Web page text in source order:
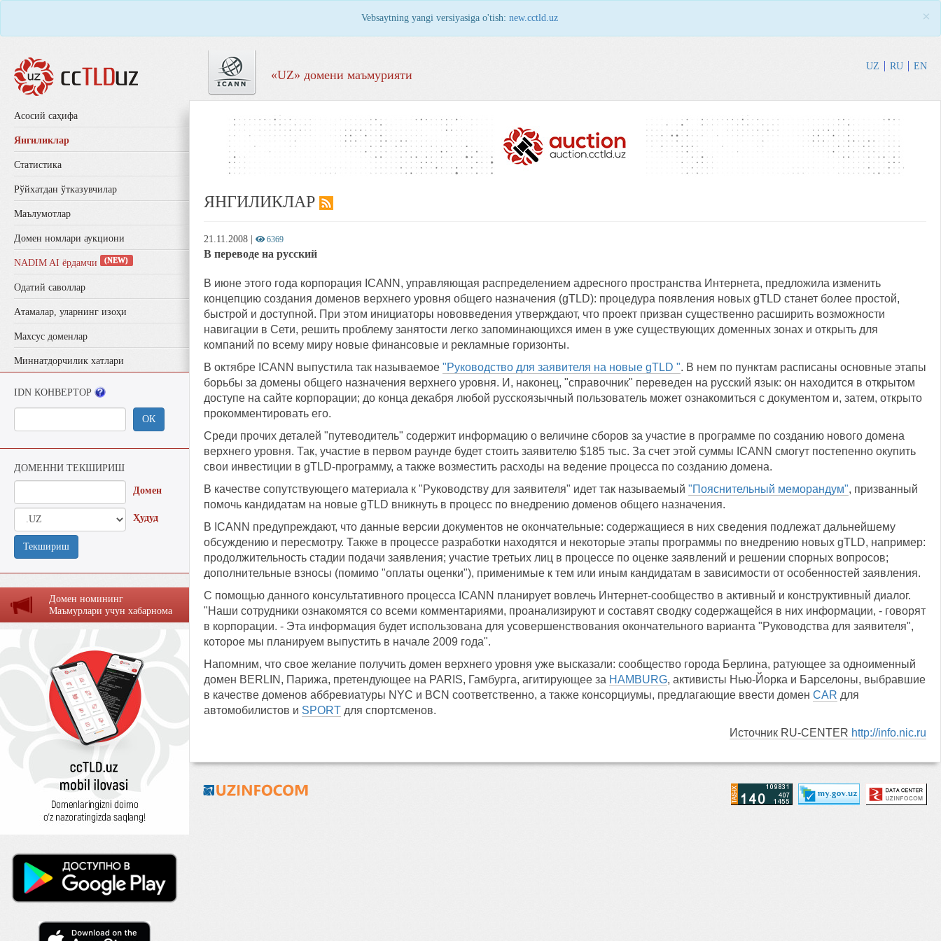
Vebsaytning yangi versiyasiga o'tish: new.cctld.uz ×
«UZ» домени маъмурияти
UZ RU EN
Aсосий саҳифа
Янгиликлар
Статистика
Рўйхатдан ўтказувчилар
Маълумотлар
Домен номлари аукциони
NADIM AI ёрдамчи (NEW)
Одатий саволлар
Aтамалар, уларнинг изоҳи
Махсус доменлар
Миннатдорчилик хатлари
IDN КОНВЕРТОР
ОК
ДОМЕННИ ТЕКШИРИШ
Домен
Ҳудуд
Текшириш
Домен номининг
Маъмурлaри учун хaбaрномa
ЯНГИЛИКЛАР
21.11.2008 6369
В переводе на русский
В июне этого года корпорация ICANN, управляющая распределением адресного пространства Интернета, предложила изменить
концепцию создания доменов верхнего уровня общего назначения (gTLD): процедура появления новых gTLD станет более простой,
быстрой и доступной. При этом инициаторы нововведения утверждают, что проект призван существенно расширить возможности
навигации в Сети, решить проблему занятости легко запоминающихся имен в уже существующих доменных зонах и открыть для
компаний по всему миру новые финансовые и рекламные горизонты.
В октябре ICANN выпустила так называемое "Руководство для заявителя на новые gTLD ". В нем по пунктам расписаны основные этапы
борьбы за домены общего назначения верхнего уровня. И, наконец, "справочник" переведен на русский язык: он находится в открытом
доступе на сайте корпорации; до конца декабря любой русскоязычный пользователь может ознакомиться с документом и, затем, открыто
прокомментировать его.
Среди прочих деталей "путеводитель" содержит информацию о величине сборов за участие в программе по созданию нового домена
верхнего уровня. Так, участие в первом раунде будет стоить заявителю $185 тыс. За счет этой суммы ICANN смогут постепенно окупить
свои инвестиции в gTLD-программу, а также возместить расходы на ведение процесса по созданию домена.
В качестве сопутствующего материала к "Руководству для заявителя" идет так называемый "Пояснительный меморандум", призванный
помочь кандидатам на новые gTLD вникнуть в процесс по внедрению доменов общего назначения.
В ICANN предупреждают, что данные версии документов не окончательные: содержащиеся в них сведения подлежат дальнейшему
обсуждению и пересмотру. Также в процессе разработки находятся и некоторые этапы программы по внедрению новых gTLD, например:
продолжительность стадии подачи заявления; участие третьих лиц в процессе по оценке заявлений и решении спорных вопросов;
дополнительные взносы (помимо "оплаты оценки"), применимые к тем или иным кандидатам в зависимости от особенностей заявления.
С помощью данного консультативного процесса ICANN планирует вовлечь Интернет-сообщество в активный и конструктивный диалог.
"Наши сотрудники ознакомятся со всеми комментариями, проанализируют и составят сводку содержащейся в них информации, - говорят
в корпорации. - Эта информация будет использована для усовершенствования окончательного варианта "Руководства для заявителя",
которое мы планируем выпустить в начале 2009 года".
Напомним, что свое желание получить домен верхнего уровня уже высказали: сообщество города Берлина, ратующее за одноименный
домен BERLIN, Парижа, претендующее на PARIS, Гамбурга, агитирующее за HAMBURG, активисты Нью-Йорка и Барселоны, выбравшие
в качестве доменов аббревиатуры NYC и BCN соответственно, а также консорциумы, предлагающие ввести домен CAR для
автомобилистов и SPORT для спортсменов.
Источник RU-CENTER http://info.nic.ru